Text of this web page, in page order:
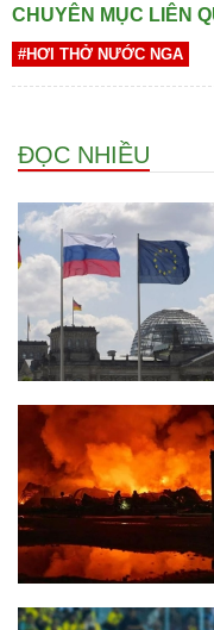
CHUYÊN MỤC LIÊN
#HƠI THỞ NƯỚC NGA
ĐỌC NHIỀU